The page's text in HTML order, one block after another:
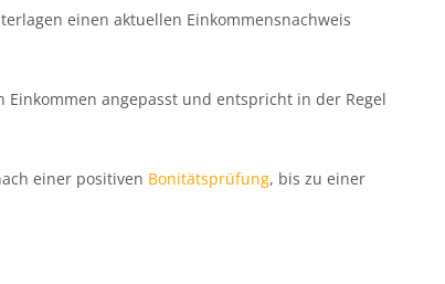
einen aktuellen Einkommensnachweis
angepasst und entspricht in der Regel
einer positiven Bonitätsprüfung, bis zu einer